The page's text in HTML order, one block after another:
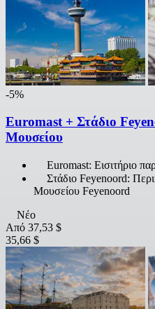
-5%
Euromast + Στάδιο
Μουσείου
Euromast: Εισιτήριο
Στάδιο Feyenoord:
Μουσείου Feyenoord
Νέο
Από 37,53 $
35,66 $